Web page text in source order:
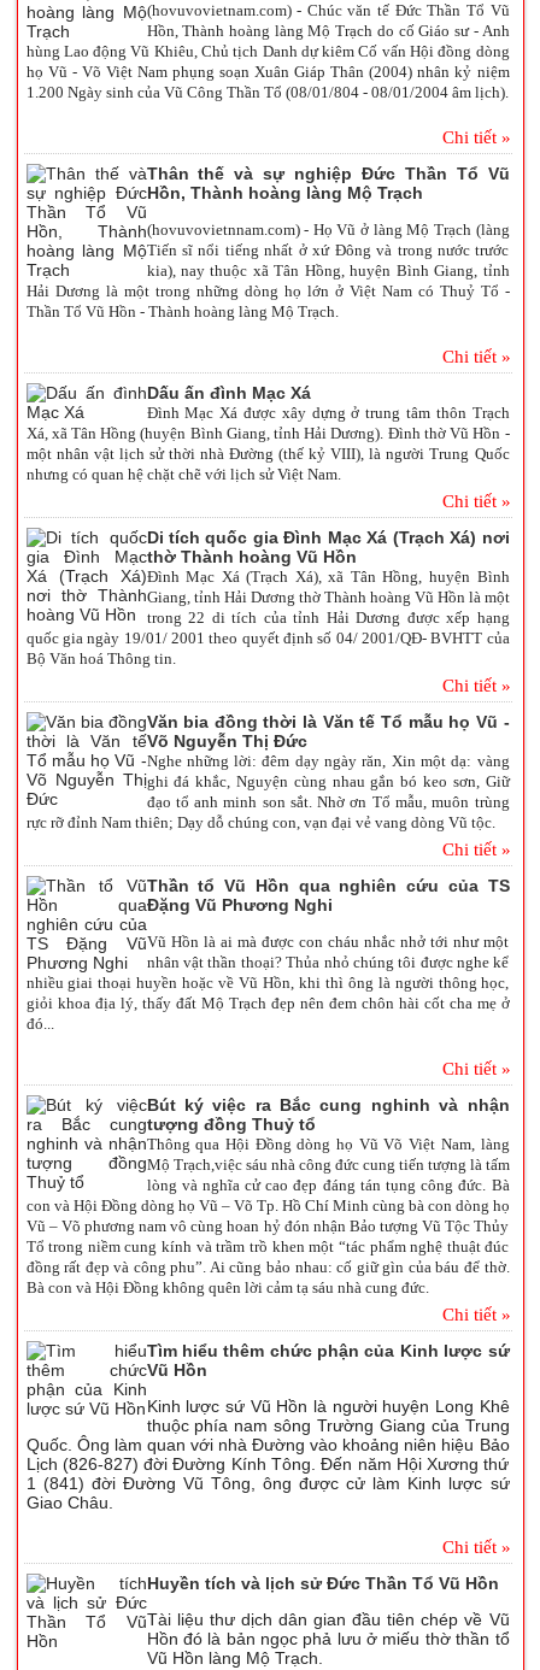
(hovuvovietnam.com) - Chúc văn tế Đức Thần Tổ Vũ
Hồn, Thành hoàng làng Mộ Trạch do cố Giáo sư - Anh
hùng Lao động Vũ Khiêu, Chủ tịch Danh dự kiêm Cố vấn Hội đồng dòng
họ Vũ - Võ Việt Nam phụng soạn Xuân Giáp Thân (2004) nhân kỷ niệm
1.200 Ngày sinh của Vũ Công Thần Tổ (08/01/804 - 08/01/2004 âm lịch).
Chi tiết »
Thân thế và sự nghiệp Đức Thần Tổ Vũ
Hồn, Thành hoàng làng Mộ Trạch
(hovuvovietnnam.com) - Họ Vũ ở làng Mộ Trạch (làng
Tiến sĩ nổi tiếng nhất ở xứ Đông và trong nước trước
kia), nay thuộc xã Tân Hồng, huyện Bình Giang, tỉnh
Hải Dương là một trong những dòng họ lớn ở Việt Nam có Thuỷ Tổ -
Thần Tổ Vũ Hồn - Thành hoàng làng Mộ Trạch.
Chi tiết »
Dấu ấn đình Mạc Xá
Đình Mạc Xá được xây dựng ở trung tâm thôn Trạch
Xá, xã Tân Hồng (huyện Bình Giang, tỉnh Hải Dương). Đình thờ Vũ Hồn -
một nhân vật lịch sử thời nhà Đường (thế kỷ VIII), là người Trung Quốc
nhưng có quan hệ chặt chẽ với lịch sử Việt Nam.
Chi tiết »
Di tích quốc gia Đình Mạc Xá (Trạch Xá) nơi
thờ Thành hoàng Vũ Hồn
Đình Mạc Xá (Trạch Xá), xã Tân Hồng, huyện Bình
Giang, tỉnh Hải Dương thờ Thành hoàng Vũ Hồn là một
trong 22 di tích của tỉnh Hải Dương được xếp hạng
quốc gia ngày 19/01/ 2001 theo quyết định số 04/ 2001/QĐ- BVHTT của
Bộ Văn hoá Thông tin.
Chi tiết »
Văn bia đồng thời là Văn tế Tổ mẫu họ Vũ -
Võ Nguyễn Thị Đức
Nghe những lời: đêm dạy ngày răn, Xin một dạ: vàng
ghi đá khắc, Nguyện cùng nhau gắn bó keo sơn, Giữ
đạo tổ anh minh son sắt. Nhờ ơn Tổ mẫu, muôn trùng
rực rỡ đỉnh Namthiên; Dạy dỗ chúng con, vạn đại vẻ vang dòng Vũ tộc.
Chi tiết »
Thần tổ Vũ Hồn qua nghiên cứu của TS
Đặng Vũ Phương Nghi
Vũ Hồn là ai mà được con cháu nhắc nhở tới như một
nhân vật thần thoại? Thủa nhỏ chúng tôi được nghe kể
nhiều giai thoại huyền hoặc về Vũ Hồn, khi thì ông là người thông học,
giỏi khoa địa lý, thấy đất Mộ Trạch đẹp nên đem chôn hài cốt cha mẹ ở
đó...
Chi tiết »
Bút ký việc ra Bắc cung nghinh và nhận
tượng đồng Thuỷ tổ
Thông qua Hội Đồng dòng họ Vũ Võ Việt Nam, làng
Mộ Trạch,việc sáu nhà công đức cung tiến tượng là tấm
lòng và nghĩa cử cao đẹp đáng tán tụng công đức. Bà
con và Hội Đồng dòng họ Vũ – Võ Tp. Hồ Chí Minh cùng bà con dòng họ
Vũ – Võ phương nam vô cùng hoan hỷ đón nhận Bảo tượng Vũ Tộc Thủy
Tổ trong niềm cung kính và trầm trồ khen một “tác phẩm nghệ thuật đúc
đồng rất đẹp và công phu”. Ai cũng bảo nhau: cố giữ gìn của báu để thờ.
Bà con và Hội Đồng không quên lời cảm tạ sáu nhà cung đức.
Chi tiết »
Tìm hiểu thêm chức phận của Kinh lược sứ
Vũ Hồn
Kinh lược sứ Vũ Hồn là người huyện Long Khê
thuộc phía nam sông Trường Giang của Trung
Quốc. Ông làm quan với nhà Đường vào khoảng niên hiệu Bảo
Lịch (826-827) đời Đường Kính Tông. Đến năm Hội Xương thứ
1 (841) đời Đường Vũ Tông, ông được cử làm Kinh lược sứ
Giao Châu.
Chi tiết »
Huyền tích và lịch sử Đức Thần Tổ Vũ Hồn
Tài liệu thư dịch dân gian đầu tiên chép về Vũ
Hồn đó là bản ngọc phả lưu ở miếu thờ thần tổ
Vũ Hồn làng Mộ Trạch.